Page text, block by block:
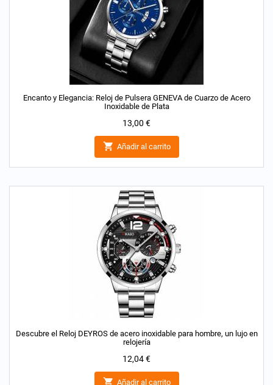
Encanto y Elegancia: Reloj de Pulsera GENEVA de Cuarzo de Acero
Inoxidable de Plata
Precio
13,00 €
 Añadir al carrito
Descubre el Reloj DEYROS de acero inoxidable para hombre, un lujo en
relojería
Precio
12,04 €
 Añadir al carrito